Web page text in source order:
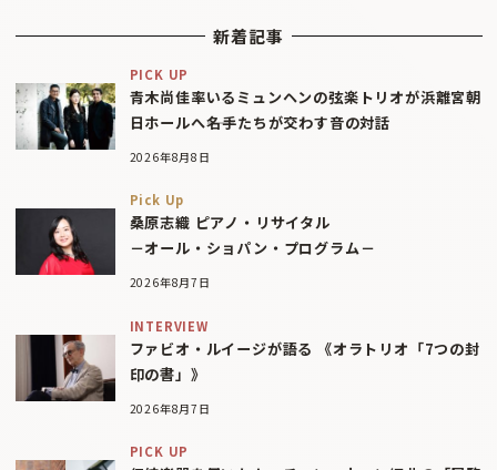
新着記事
PICK UP
青木尚佳率いるミュンヘンの弦楽トリオが浜離宮朝
日ホールへ――名手たちが交わす音の対話
2026年8月8日
Pick Up
桑原志織 ピアノ・リサイタル
－オール・ショパン・プログラム－
2026年8月7日
INTERVIEW
ファビオ・ルイージが語る 《オラトリオ「7つの封
印の書」》
2026年8月7日
PICK UP